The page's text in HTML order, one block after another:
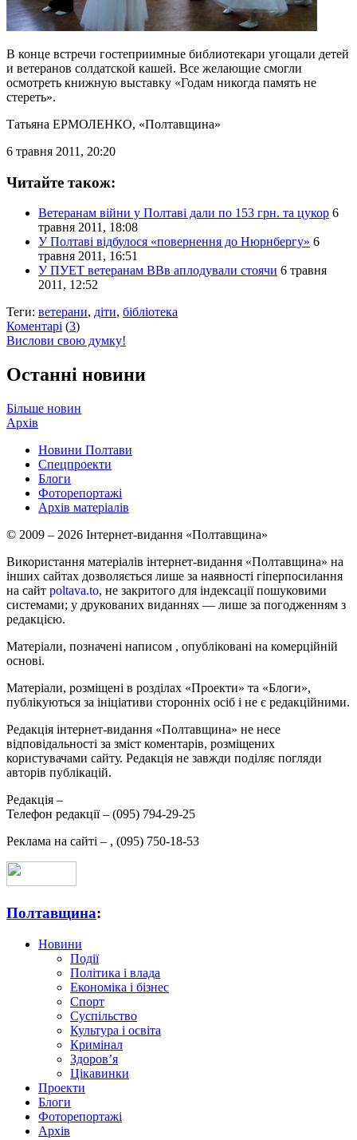
В конце встречи гостеприимные библиотекари угощали детей
и ветеранов солдатской кашей. Все желающие смогли
осмотреть книжную выставку «Годам никогда память не
стереть».
Татьяна ЕРМОЛЕНКО, «Полтавщина»
6 травня 2011, 20:20
Читайте також:
Ветеранам війни у Полтаві дали по 153 грн. та цукор 6
травня 2011, 18:08
У Полтаві відбулося «повернення до Нюрнбергу» 6
травня 2011, 16:51
У ПУЕТ ветеранам ВВв аплодували стоячи 6 травня
2011, 12:52
Теги: ветерани, діти, бібліотека
Коментарі (3)
Вислови свою думку!
Останні новини
Більше новин
Архів
Новини Полтави
Спецпроекти
Блоги
Фоторепортажі
Архів матеріалів
© 2009 – 2026 Інтернет-видання «Полтавщина»
Використання матеріалів інтернет-видання «Полтавщина» на
інших сайтах дозволяється лише за наявності гіперпосилання
на сайт poltava.to, не закритого для індексації пошуковими
системами; у друкованих виданнях — лише за погодженням з
редакцією.
Матеріали, позначені написом , опубліковані на комерційній
основі.
Матеріали, розміщені в розділах «Проекти» та «Блоги»,
публікуються за ініціативи сторонніх осіб і не є редакційними.
Редакція інтернет-видання «Полтавщина» не несе
відповідальності за зміст коментарів, розміщених
користувачами сайту. Редакція не завжди поділяє погляди
авторів публікацій.
Редакція –
Телефон редакції – (095) 794-29-25
Реклама на сайті – , (095) 750-18-53
Полтавщина:
Новини
Події
Політика і влада
Економіка і бізнес
Спорт
Суспільство
Культура і освіта
Кримінал
Здоров’я
Цікавинки
Проекти
Блоги
Фоторепортажі
Архів